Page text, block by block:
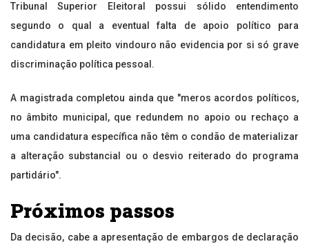
Tribunal Superior Eleitoral possui sólido entendimento
segundo o qual a eventual falta de apoio político para
candidatura em pleito vindouro não evidencia por si só grave
discriminação política pessoal.
A magistrada completou ainda que "meros acordos políticos,
no âmbito municipal, que redundem no apoio ou rechaço a
uma candidatura específica não têm o condão de materializar
a alteração substancial ou o desvio reiterado do programa
partidário".
Próximos passos
Da decisão, cabe a apresentação de embargos de declaração